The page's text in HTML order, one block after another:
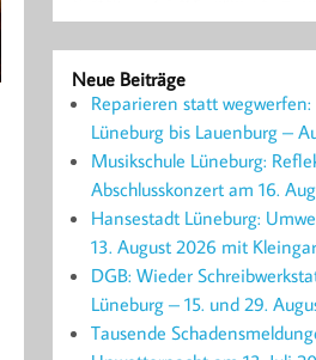
Neue Beiträge
Reparieren statt
Lüneburg bis Lauenburg –
Musikschule Lüneburg:
Abschlusskonzert am 16.
Hansestadt Lüneburg:
13. August 2026 mit
DGB: Wieder
Lüneburg – 15. und 29.
Tausende